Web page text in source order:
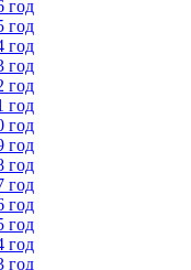
год
год
год
год
год
год
год
год
год
год
год
год
год
год